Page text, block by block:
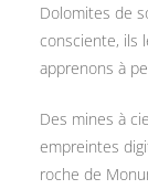
Dolomites de
consciente, ils
apprenons à
Des mines à
empreintes
roche de